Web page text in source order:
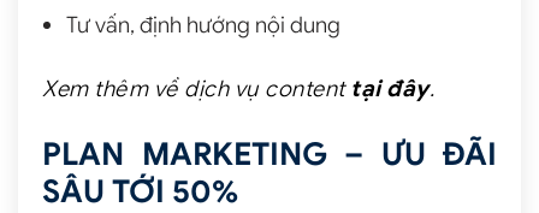
Tư vấn, định hướng nội dung
Xem thêm về dịch vụ content tại đây.
PLAN MARKETING – ƯU ĐÃI
SÂU TỚI 50%